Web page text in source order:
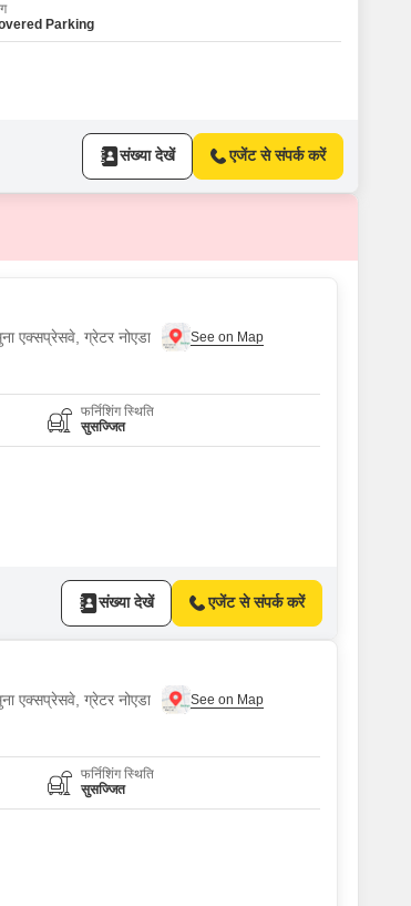
Parking
संख्या देखें एजेंट से संपर्क करें
एक्सप्रेसवे, ग्रेटर नोएडा
फर्निशिंग स्थिति
सुसज्जित
संख्या देखें एजेंट से संपर्क करें
एक्सप्रेसवे, ग्रेटर नोएडा
फर्निशिंग स्थिति
सुसज्जित